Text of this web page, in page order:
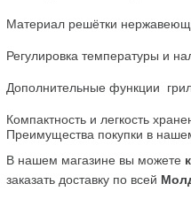
Материал решётки
Регулировка температуры и
Дополнительные функции
Компактность и легкость
Преимущества покупки в
В нашем магазине вы можете
заказать доставку по всей